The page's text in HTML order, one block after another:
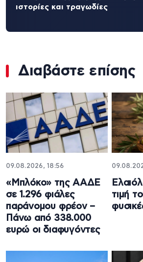
ιστορίες και τραγωδίες
Διαβάστε επίσης
09.08.2026, 18:56
«Μπλόκο» της ΑΑΔΕ
σε 1.296 φιάλες
παράνομου φρέον –
Πάνω από 338.000
ευρώ οι διαφυγόντες
τιμή